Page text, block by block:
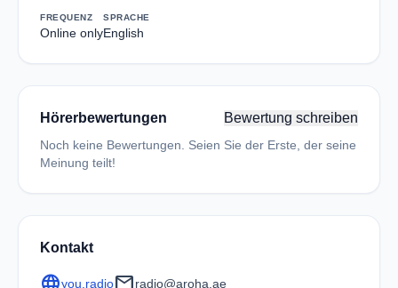
FREQUENZ
Online only
SPRACHE
English
Hörerbewertungen Bewertung schreiben
Noch keine Bewertungen. Seien Sie der Erste, der seine
Meinung teilt!
Kontakt
you.radio radio@aroha.ae